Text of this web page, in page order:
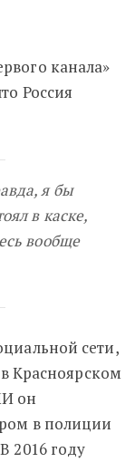
канала»
Россия
я бы
в каске,
вообще
сети,
в Красноярском
он
в полиции
2016 году